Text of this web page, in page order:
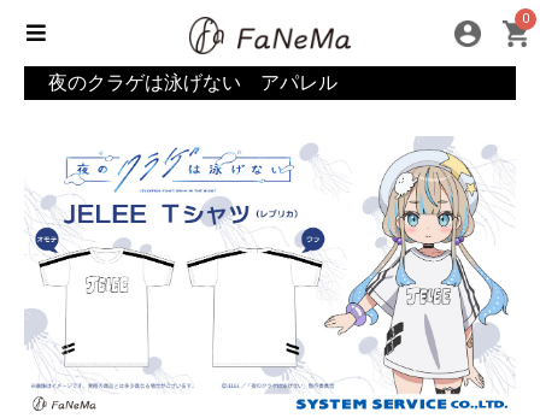
0
夜のクラゲは泳げない アパレル